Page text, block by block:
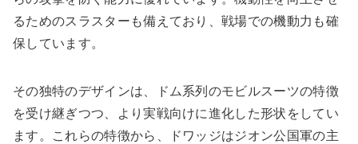
るためのスラスターも備えており、戦場での機動力も確
保しています。
その独特のデザインは、ドム系列のモビルスーツの特徴
を受け継ぎつつ、より実戦向けに進化した形状をしてい
ます。これらの特徴から、ドワッジはジオン公国軍の主